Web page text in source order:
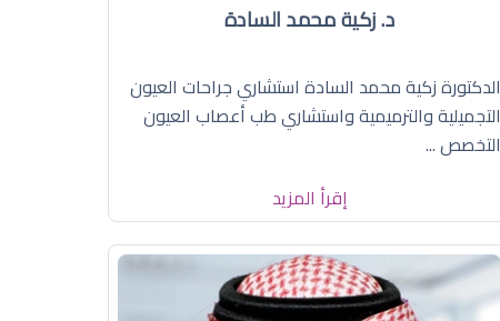
د. زكية محمد السادة
الدكتورة زكية محمد السادة استشاري جراحات العيون
التجميلية والترميمية واستشاري طب أعصاب العيون
التخصص ...
إقرأ المزيد